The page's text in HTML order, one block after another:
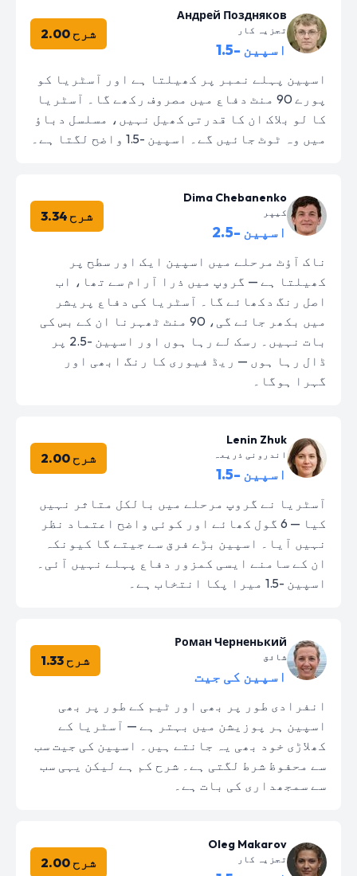
Андрей Поздняков
تجزیہ کار
اسپین -1.5
شرح 2.00
اسپین پہلے نمبر پر کھیلتا ہے اور آسٹریا کو
پورے 90 منٹ دفاع میں مصروف رکھے گا۔ آسٹریا
کا لو بلاک ان کا قدرتی کھیل نہیں، مسلسل دباؤ
میں وہ ٹوٹ جائیں گے۔ اسپین -1.5 واضح لگتا ہے۔
Dima Chebanenko
کیپر
اسپین -2.5
شرح 3.34
ناک آؤٹ مرحلے میں اسپین ایک اور سطح پر
کھیلتا ہے — گروپ میں ذرا آرام سے تھا، اب
اصل رنگ دکھائے گا۔ آسٹریا کی دفاع پریشر
میں بکھر جائے گی، 90 منٹ ٹھہرنا ان کے بس کی
بات نہیں۔ رسک لے رہا ہوں اور اسپین -2.5 پر
ڈال رہا ہوں — ریڈ فیوری کا رنگ ابھی اور
گہرا ہوگا۔
Lenin Zhuk
اندرونی ذریعہ
اسپین -1.5
شرح 2.00
آسٹریا نے گروپ مرحلے میں بالکل متاثر نہیں
کیا — 6 گول کھائے اور کوئی واضح اعتماد نظر
نہیں آیا۔ اسپین بڑے فرق سے جیتے گا کیونکہ
ان کے سامنے ایسی کمزور دفاع پہلے نہیں آئی۔
اسپین -1.5 میرا پکا انتخاب ہے۔
Роман Черненький
شائق
اسپین کی جیت
شرح 1.33
انفرادی طور پر بھی اور ٹیم کے طور پر بھی
اسپین ہر پوزیشن میں بہتر ہے — آسٹریا کے
کھلاڑی خود بھی یہ جانتے ہیں۔ اسپین کی جیت سب
سے محفوظ شرط لگتی ہے۔ شرح کم ہے لیکن یہی سب
سے سمجھداری کی بات ہے۔
Oleg Makarov
تجزیہ کار شرح 2.00